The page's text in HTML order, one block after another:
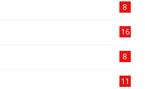
8
16
8
11